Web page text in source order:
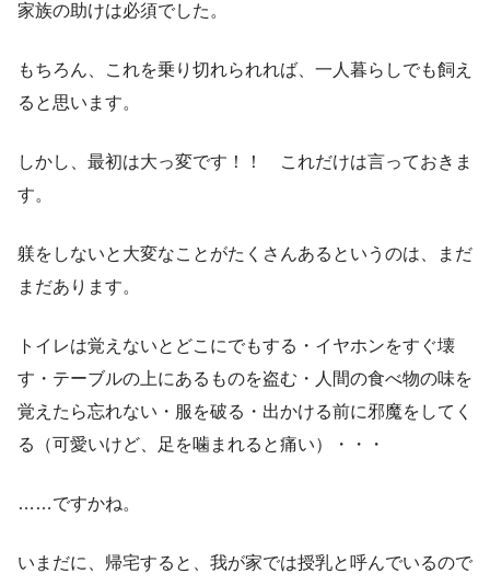
家族の助けは必須でした。
もちろん、これを乗り切れられれば、一人暮らしでも飼え
ると思います。
しかし、最初は大っ変です！！ これだけは言っておきま
す。
躾をしないと大変なことがたくさんあるというのは、まだ
まだあります。
トイレは覚えないとどこにでもする・イヤホンをすぐ壊
す・テーブルの上にあるものを盗む・人間の食べ物の味を
覚えたら忘れない・服を破る・出かける前に邪魔をしてく
る（可愛いけど、足を噛まれると痛い）・・・
……ですかね。
いまだに、帰宅すると、我が家では授乳と呼んでいるので